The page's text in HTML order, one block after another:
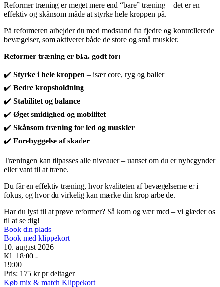
Reformer træning er meget mere end “bare” træning – det er en
effektiv og skånsom måde at styrke hele kroppen på.
På reformeren arbejder du med modstand fra fjedre og kontrollerede
bevægelser, som aktiverer både de store og små muskler.
Reformer træning er bl.a. godt for:
✔️ Styrke i hele kroppen – især core, ryg og baller
✔️ Bedre kropsholdning
✔️ Stabilitet og balance
✔️ Øget smidighed og mobilitet
✔️ Skånsom træning for led og muskler
✔️ Forebyggelse af skader
Træningen kan tilpasses alle niveauer – uanset om du er nybegynder
eller vant til at træne.
Du får en effektiv træning, hvor kvaliteten af bevægelserne er i
fokus, og hvor du virkelig kan mærke din krop arbejde.
Har du lyst til at prøve reformer? Så kom og vær med – vi glæder os
til at se dig!
Book din plads
Book med klippekort
10. august 2026
Kl. 18:00 -
19:00
Pris: 175 kr pr deltager
Køb mix & match Klippekort